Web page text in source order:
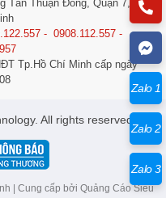
đến trải nghiệm sử
hệ: (028) 377.532.57 -
Thuận Đông, Quận 7, TP.
- 0908.112.557 -
Tp.Hồ Chí Minh cấp ngày
All rights reserved.
| Cung cấp bởi Quảng Cáo Siêu
Zalo 1
Zalo 2
Zalo 3